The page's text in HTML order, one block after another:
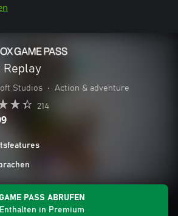
Replay
Studios • Action & adventure
214
PASS ABRUFEN
Enthalten in Premium